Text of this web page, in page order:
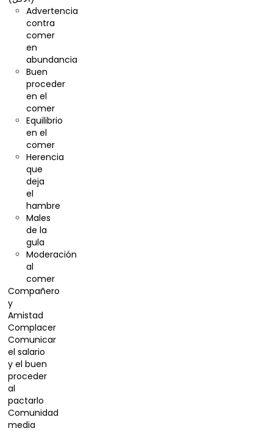
Advertencia
contra
comer
en
abundancia
Buen
proceder
en el
comer
Equilibrio
en el
comer
Herencia
que
deja
el
hambre
Males
de la
gula
Moderación
al
comer
Compañero
y
Amistad
Complacer
Comunicar
el salario
y el buen
proceder
al
pactarlo
Comunidad
media